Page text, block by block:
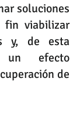
soluciones
fin viabilizar
y, de esta
un efecto
de